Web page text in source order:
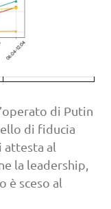
di Putin
di fiducia
attesta al
la leadership,
è sceso al